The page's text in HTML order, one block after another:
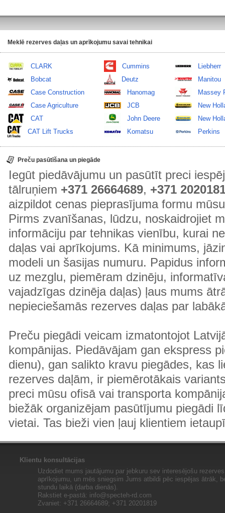
Meklē rezerves daļas un aprīkojumu savai tehnikai
CLARK
Bobcat
Case Construction
Case Agriculture
CAT
CAT Lift Trucks
Cummins
Deutz
Hanomag
JCB
John Deere
Komatsu
Liebherr
Manitou
Massey
New
New
Perkins
Preču pasūtīšana un piegāde
Iegūt piedāvājumu un pasūtīt preci
tālruņiem +371 26664689, +371
aizpildot cenas pieprasījuma formu
Pirms zvanīšanas, lūdzu, noskaidrojiet
informāciju par tehnikas vienību, kurai
daļas vai aprīkojums. Kā minimums,
modeli un šasijas numuru. Papidus
uz mezglu, piemēram dzinēju,
vajadzīgas dzinēja daļas) ļaus mums
nepieciešamās rezerves daļas par
Preču piegādi veicam izmatontojot
kompānijas. Piedāvājam gan ekspress
dienu), gan salikto kravu piegādes, kas
rezerves daļām, ir piemērotākais
preci mūsu ofisā vai transporta
biežāk organizējam pasūtījumu piegādi
vietai. Tas bieži vien ļauj klientiem
Klientu konsultācijas
Uzdodiet mums jautājumu par jebkuru sev interesējošu
aprīkojumu, un mēs sniegsim Jums atbildi pēc iespējas ātrāk,
stundu laikā (darba dienās).
Rakstiet e-pastā: info@specteh-rd.com
Zvaniet: +371 26664689; +371 20201819